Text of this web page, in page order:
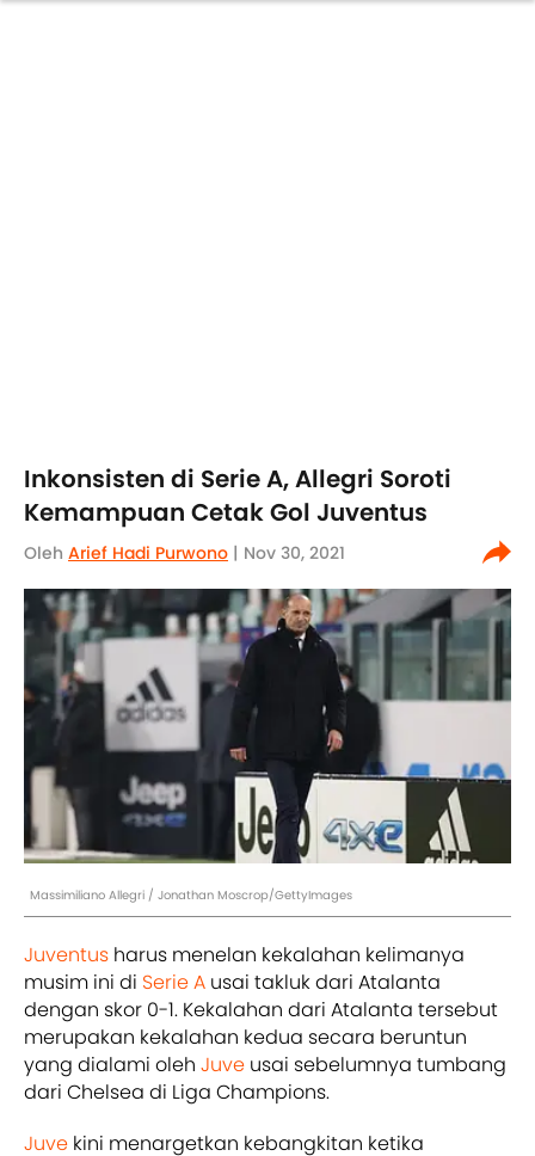
Inkonsisten di Serie A, Allegri Soroti
Kemampuan Cetak Gol Juventus
Oleh Arief Hadi Purwono | Nov 30, 2021
Massimiliano Allegri / Jonathan Moscrop/GettyImages
Juventus harus menelan kekalahan kelimanya
musim ini di Serie A usai takluk dari Atalanta
dengan skor 0-1. Kekalahan dari Atalanta tersebut
merupakan kekalahan kedua secara beruntun
yang dialami oleh Juve usai sebelumnya tumbang
dari Chelsea di Liga Champions.
Juve kini menargetkan kebangkitan ketika